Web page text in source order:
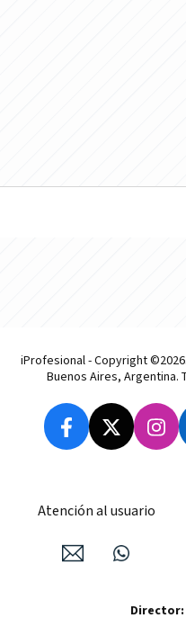
iProfesional - Copyright
Buenos Aires,
Atención al usuario
Director: